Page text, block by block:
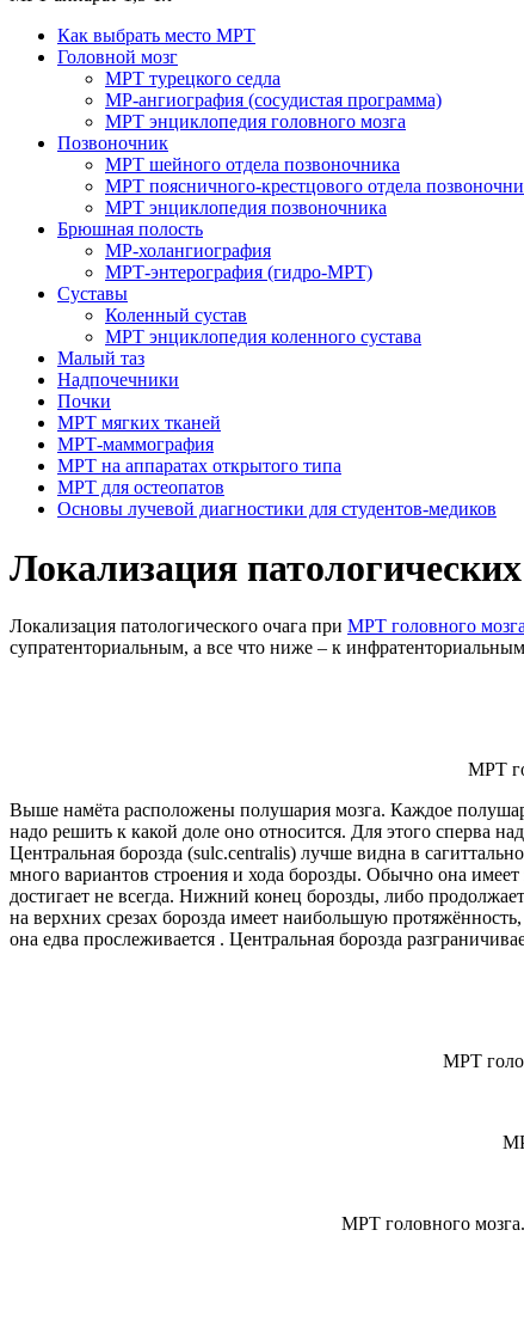
Как выбрать место МРТ
Головной мозг
МРТ турецкого седла
МР-ангиография (сосудистая программа)
МРТ энциклопедия головного мозга
Позвоночник
МРТ шейного отдела позвоночника
МРТ поясничного-крестцового отдела
МРТ энциклопедия позвоночника
Брюшная полость
МР-холангиография
МРТ-энтерография (гидро-МРТ)
Суставы
Коленный сустав
МРТ энциклопедия коленного сустава
Малый таз
Надпочечники
Почки
МРТ мягких тканей
МРТ-маммография
МРТ на аппаратах открытого типа
МРТ для остеопатов
Основы лучевой диагностики для студентов-медиков
Локализация
Локализация патологического очага при МРТ головного мозга
супратенториальным, а все что ниже – к
МРТ
Выше намёта расположены полушария мозга. Каждое
надо решить к какой доле оно относится. Для этого сперва
Центральная борозда (sulc.centralis) лучше видна в
много вариантов строения и хода борозды. Обычно она
достигает не всегда. Нижний конец борозды, либо
на верхних срезах борозда имеет наибольшую
она едва прослеживается . Центральная борозда
МРТ
МРТ головного